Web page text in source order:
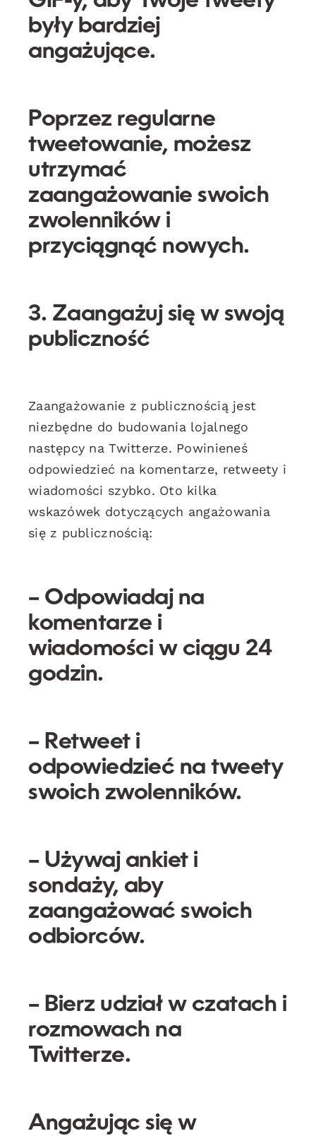
były bardziej
angażujące.
Poprzez regularne
tweetowanie, możesz
utrzymać
zaangażowanie swoich
zwolenników i
przyciągnąć nowych.
3. Zaangażuj się w swoją
publiczność
Zaangażowanie z publicznością jest
niezbędne do budowania lojalnego
następcy na Twitterze. Powinieneś
odpowiedzieć na komentarze, retweety i
wiadomości szybko. Oto kilka
wskazówek dotyczących angażowania
się z publicznością:
– Odpowiadaj na
komentarze i
wiadomości w ciągu 24
godzin.
– Retweet i
odpowiedzieć na tweety
swoich zwolenników.
– Używaj ankiet i
sondaży, aby
zaangażować swoich
odbiorców.
– Bierz udział w czatach i
rozmowach na
Twitterze.
Angażując się w